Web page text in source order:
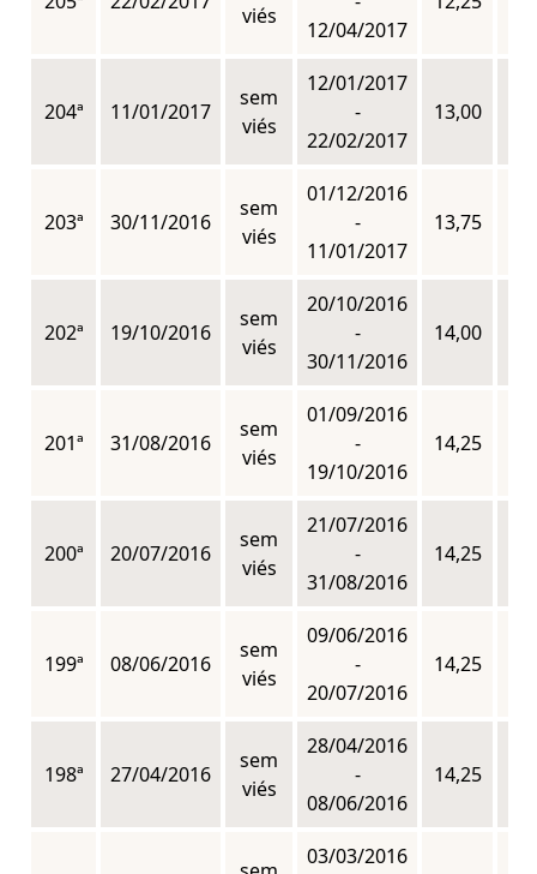
viés
12/04/2017
204ª 11/01/2017
sem
viés
12/01/2017
-
22/02/2017
13,00
203ª 30/11/2016
sem
viés
01/12/2016
-
11/01/2017
13,75
202ª 19/10/2016
sem
viés
20/10/2016
-
30/11/2016
14,00
201ª 31/08/2016
sem
viés
01/09/2016
-
19/10/2016
14,25
200ª 20/07/2016
sem
viés
21/07/2016
-
31/08/2016
14,25
199ª 08/06/2016
sem
viés
09/06/2016
-
20/07/2016
14,25
198ª 27/04/2016
sem
viés
28/04/2016
-
08/06/2016
14,25
03/03/2016